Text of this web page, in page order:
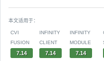
本文适用于：
CVI
FUSION
7.14
INFINITY
CLIENT
7.14
INFINITY
MODULE
7.14